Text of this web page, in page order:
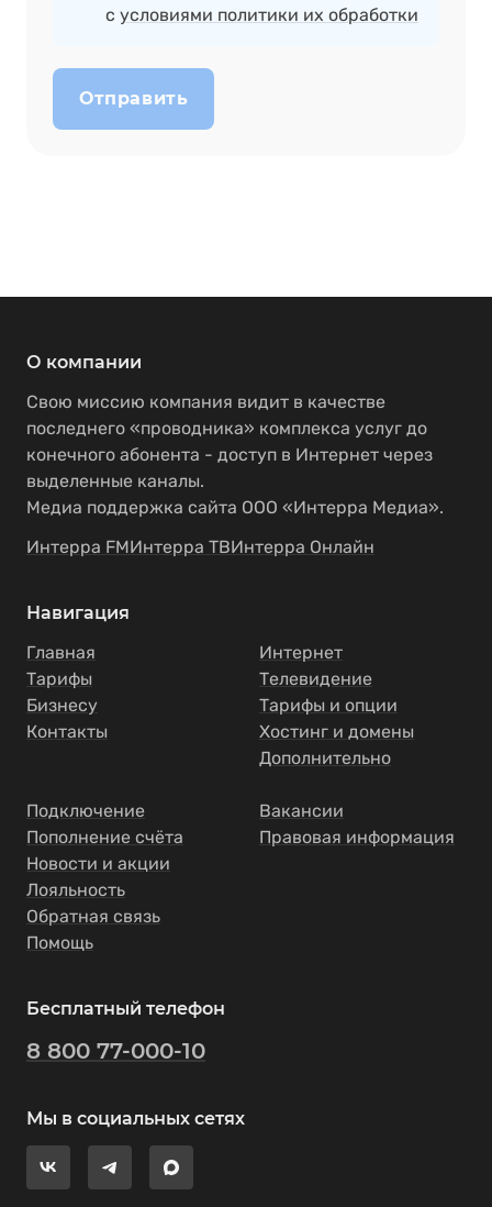
с условиями политики их обработки
Отправить
О компании
Свою миссию компания видит в качестве
последнего «проводника» комплекса услуг до
конечного абонента - доступ в Интернет через
выделенные каналы.
Медиа поддержка сайта ООО «Интерра Медиа».
Интерра FMИнтерра ТВИнтерра Онлайн
Навигация
Главная
Тарифы
Бизнесу
Контакты
Интернет
Телевидение
Тарифы и опции
Хостинг и домены
Дополнительно
Подключение
Пополнение счёта
Новости и акции
Лояльность
Обратная связь
Помощь
Вакансии
Правовая информация
Бесплатный телефон
8 800 77-000-10
Мы в социальных сетях